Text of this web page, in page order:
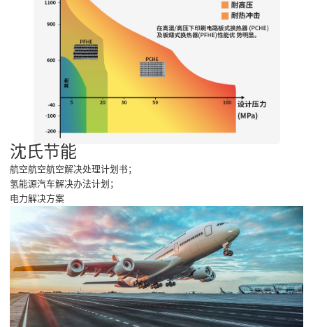
沈氏节能
航空航空航空解决处理计划书；
氢能源汽车解决办法计划；
电力解决方案